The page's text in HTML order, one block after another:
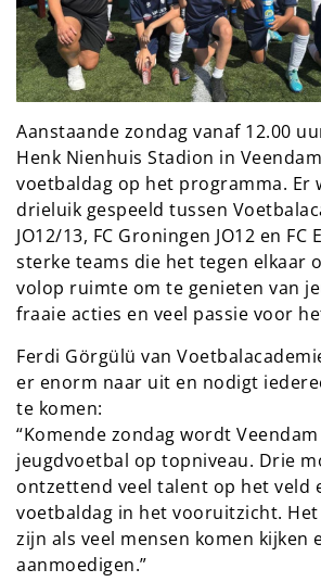
Aanstaande zondag vanaf 12.00
Henk Nienhuis Stadion in
voetbaldag op het programma. Er
drieluik gespeeld tussen
JO12/13, FC Groningen JO12 en FC
sterke teams die het tegen elkaar
volop ruimte om te genieten van
fraaie acties en veel passie voor
Ferdi Görgülü van
er enorm naar uit en nodigt
te komen:
“Komende zondag wordt
jeugdvoetbal op topniveau. Drie
ontzettend veel talent op het veld
voetbaldag in het vooruitzicht.
zijn als veel mensen komen kijken
aanmoedigen.”